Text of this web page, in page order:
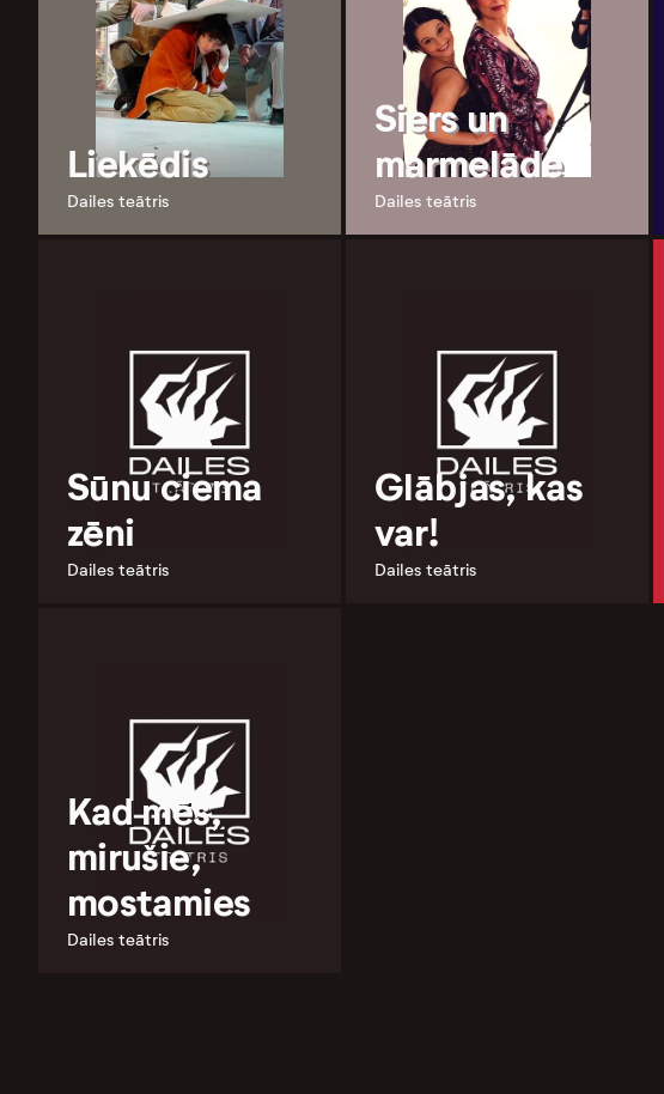
Liekēdis
Dailes teātris
Siers un
marmelāde
Dailes teātris
Sūnu ciema
zēni
Dailes teātris
Glābjas, kas
var!
Dailes teātris
Kad mēs,
mirušie,
mostamies
Dailes teātris